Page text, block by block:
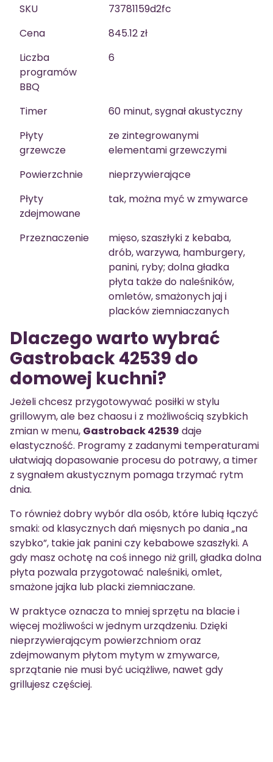
SKU
73781159d2fc
Cena
845.12 zł
Liczba
programów
BBQ
6
Timer
60 minut, sygnał akustyczny
Płyty
grzewcze
ze zintegrowanymi
elementami grzewczymi
Powierzchnie
nieprzywierające
Płyty
zdejmowane
tak, można myć w zmywarce
Przeznaczenie
mięso, szaszłyki z kebaba,
drób, warzywa, hamburgery,
panini, ryby; dolna gładka
płyta także do naleśników,
omletów, smażonych jaj i
placków ziemniaczanych
Dlaczego warto wybrać
Gastroback 42539 do
domowej kuchni?
Jeżeli chcesz przygotowywać posiłki w stylu
grillowym, ale bez chaosu i z możliwością szybkich
zmian w menu, Gastroback 42539 daje
elastyczność. Programy z zadanymi temperaturami
ułatwiają dopasowanie procesu do potrawy, a timer
z sygnałem akustycznym pomaga trzymać rytm
dnia.
To również dobry wybór dla osób, które lubią łączyć
smaki: od klasycznych dań mięsnych po dania „na
szybko”, takie jak panini czy kebabowe szaszłyki. A
gdy masz ochotę na coś innego niż grill, gładka dolna
płyta pozwala przygotować naleśniki, omlet,
smażone jajka lub placki ziemniaczane.
W praktyce oznacza to mniej sprzętu na blacie i
więcej możliwości w jednym urządzeniu. Dzięki
nieprzywierającym powierzchniom oraz
zdejmowanym płytom mytym w zmywarce,
sprzątanie nie musi być uciążliwe, nawet gdy
grillujesz częściej.